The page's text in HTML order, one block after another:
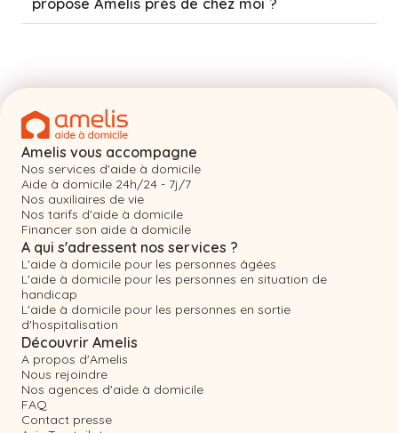
propose Amelis près de chez moi ?
Amelis vous accompagne
Nos services d'aide à domicile
Aide à domicile 24h/24 - 7j/7
Nos auxiliaires de vie
Nos tarifs d'aide à domicile
Financer son aide à domicile
A qui s'adressent nos services ?
L'aide à domicile pour les personnes âgées
L'aide à domicile pour les personnes en situation de
handicap
L'aide à domicile pour les personnes en sortie
d'hospitalisation
Découvrir Amelis
A propos d'Amelis
Nous rejoindre
Nos agences d'aide à domicile
FAQ
Contact presse